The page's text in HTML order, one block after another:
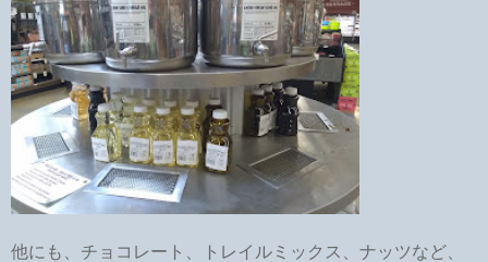
他にも、チョコレート、トレイルミックス、ナッツなど、